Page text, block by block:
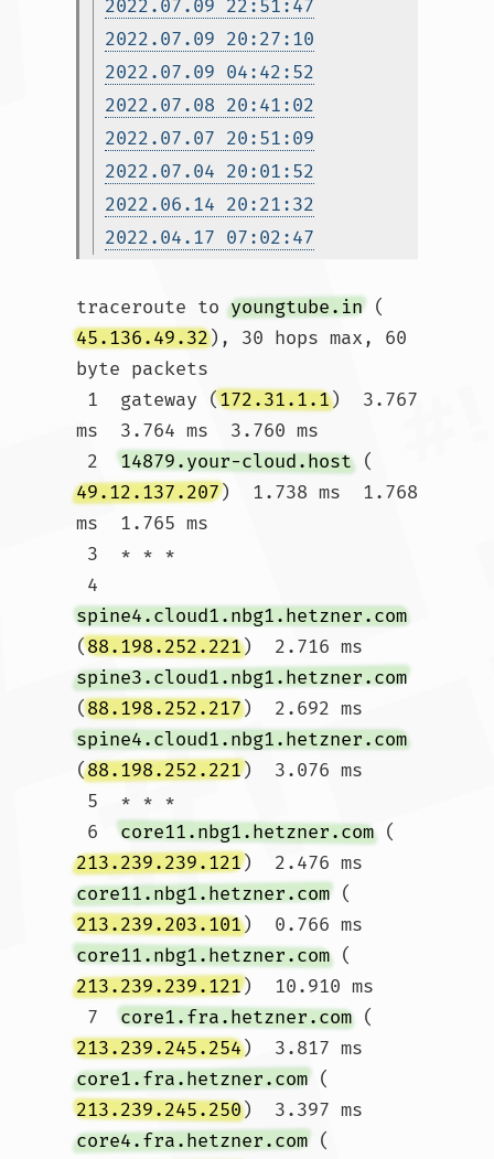
2022.07.09 22:51:47
2022.07.09 20:27:10
2022.07.09 04:42:52
2022.07.08 20:41:02
2022.07.07 20:51:09
2022.07.04 20:01:52
2022.06.14 20:21:32
2022.04.17 07:02:47
traceroute to youngtube.in (
45.136.49.32), 30 hops max, 60
byte packets
1  gateway (172.31.1.1)  3.767
ms  3.764 ms  3.760 ms
2 14879.your-cloud.host (
49.12.137.207)  1.738 ms  1.768
ms  1.765 ms
4
spine4.cloud1.nbg1.hetzner.com
(88.198.252.221)  2.716 ms
spine3.cloud1.nbg1.hetzner.com
(88.198.252.217)  2.692 ms
spine4.cloud1.nbg1.hetzner.com
(88.198.252.221)  3.076 ms
6 core11.nbg1.hetzner.com (
213.239.239.121)  2.476 ms
core11.nbg1.hetzner.com (
213.239.203.101)  0.766 ms
core11.nbg1.hetzner.com (
213.239.239.121)  10.910 ms
7 core1.fra.hetzner.com (
213.239.245.254)  3.817 ms
core1.fra.hetzner.com (
213.239.245.250)  3.397 ms
core4.fra.hetzner.com (